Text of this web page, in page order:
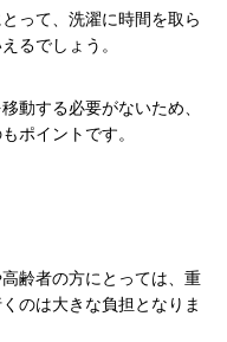
って、洗濯に時間を取ら
るでしょう。
動する必要がないため、
ポイントです。
齢者の方にとっては、重
のは大きな負担となりま